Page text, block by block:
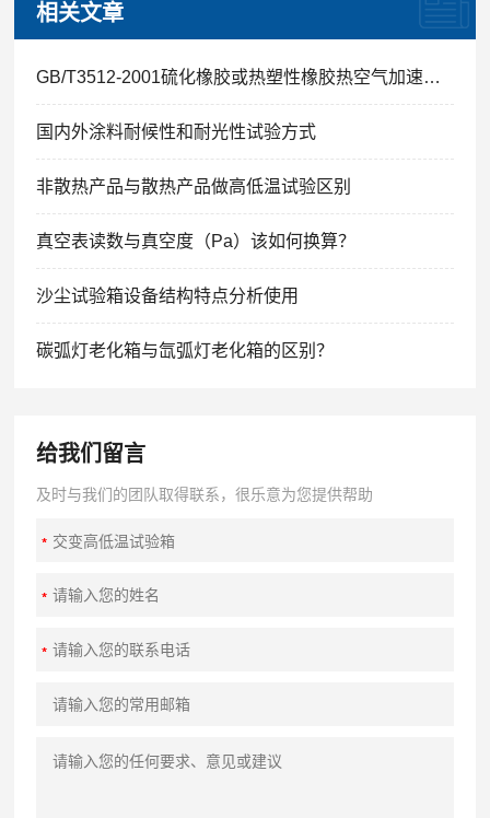
相关文章
GB/T3512-2001硫化橡胶或热塑性橡胶热空气加速老化和耐热试验
国内外涂料耐候性和耐光性试验方式
非散热产品与散热产品做高低温试验区别
真空表读数与真空度（Pa）该如何换算？
沙尘试验箱设备结构特点分析使用
碳弧灯老化箱与氙弧灯老化箱的区别？
给我们留言
及时与我们的团队取得联系，很乐意为您提供帮助